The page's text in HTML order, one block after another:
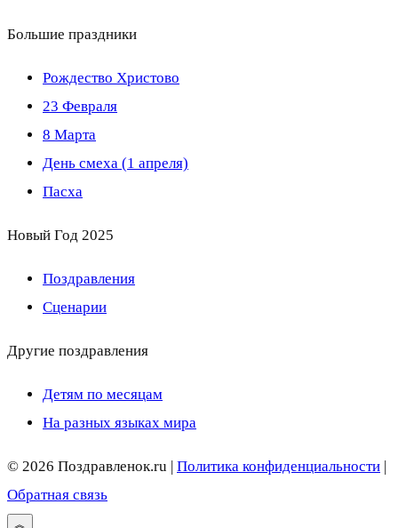
Большие праздники
Рождество Христово
23 Февраля
8 Марта
День смеха (1 апреля)
Пасха
Новый Год 2025
Поздравления
Сценарии
Другие поздравления
Детям по месяцам
На разных языках мира
© 2026 Поздравленок.ru | Политика конфиденциальности |
Обратная связь